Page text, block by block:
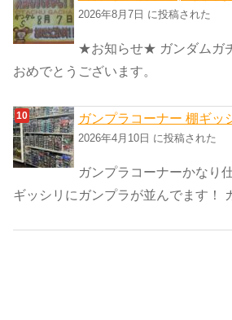
2026年8月7日 に投稿された
★お知らせ★ ガンダムガ
おめでとうございます。
ガンプラコーナー 棚ギッ
2026年4月10日 に投稿された
ガンプラコーナーかなり
ギッシリにガンプラが並んでます！